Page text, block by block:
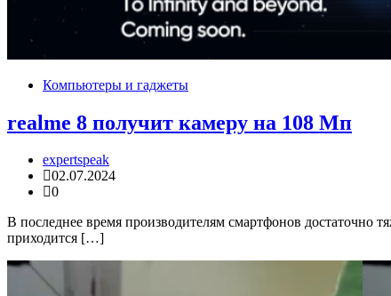
Компьютеры и гаджеты
realme 8 получит камеру на 108 Мп
expertspeak
02.07.2024
0
В последнее время производителям смартфонов достаточно
приходится […]